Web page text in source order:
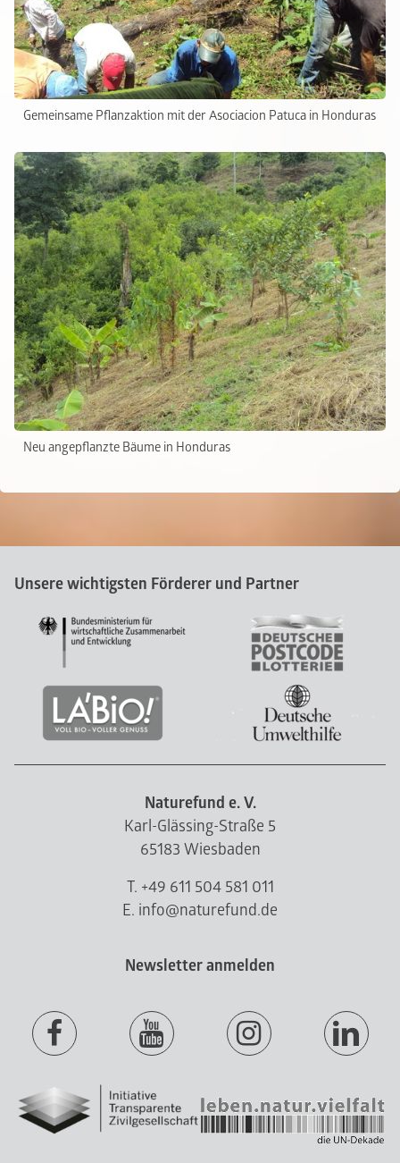
Gemeinsame Pflanzaktion mit der Asociacion Patuca in Honduras
Neu angepflanzte Bäume in Honduras
Unsere wichtigsten Förderer und Partner
Naturefund e. V.
Karl-Glässing-Straße 5
65183 Wiesbaden
T. +49 611 504 581 011
E. info@naturefund.de
Newsletter anmelden